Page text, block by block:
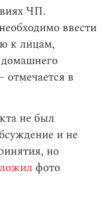
ЧП.
ввести
к лицам,
в
не был
и не
но
фото